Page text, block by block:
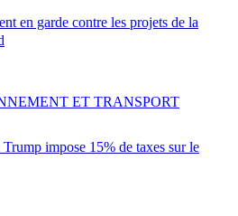
en garde contre les projets de la
impose 15% de taxes sur le
ET TRANSPORT